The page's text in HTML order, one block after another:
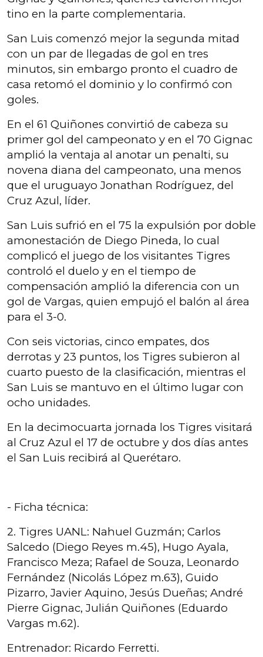
tino en la parte complementaria.
San Luis comenzó mejor la segunda mitad
con un par de llegadas de gol en tres
minutos, sin embargo pronto el cuadro de
casa retomó el dominio y lo confirmó con
goles.
En el 61 Quiñones convirtió de cabeza su
primer gol del campeonato y en el 70 Gignac
amplió la ventaja al anotar un penalti, su
novena diana del campeonato, una menos
que el uruguayo Jonathan Rodríguez, del
Cruz Azul, líder.
San Luis sufrió en el 75 la expulsión por doble
amonestación de Diego Pineda, lo cual
complicó el juego de los visitantes Tigres
controló el duelo y en el tiempo de
compensación amplió la diferencia con un
gol de Vargas, quien empujó el balón al área
para el 3-0.
Con seis victorias, cinco empates, dos
derrotas y 23 puntos, los Tigres subieron al
cuarto puesto de la clasificación, mientras el
San Luis se mantuvo en el último lugar con
ocho unidades.
En la decimocuarta jornada los Tigres visitará
al Cruz Azul el 17 de octubre y dos días antes
el San Luis recibirá al Querétaro.
- Ficha técnica:
2. Tigres UANL: Nahuel Guzmán; Carlos
Salcedo (Diego Reyes m.45), Hugo Ayala,
Francisco Meza; Rafael de Souza, Leonardo
Fernández (Nicolás López m.63), Guido
Pizarro, Javier Aquino, Jesús Dueñas; André
Pierre Gignac, Julián Quiñones (Eduardo
Vargas m.62).
Entrenador: Ricardo Ferretti.